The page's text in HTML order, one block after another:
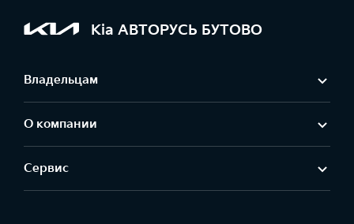
Kia АВТОРУСЬ БУТОВО
Владельцам
О компании
Сервис